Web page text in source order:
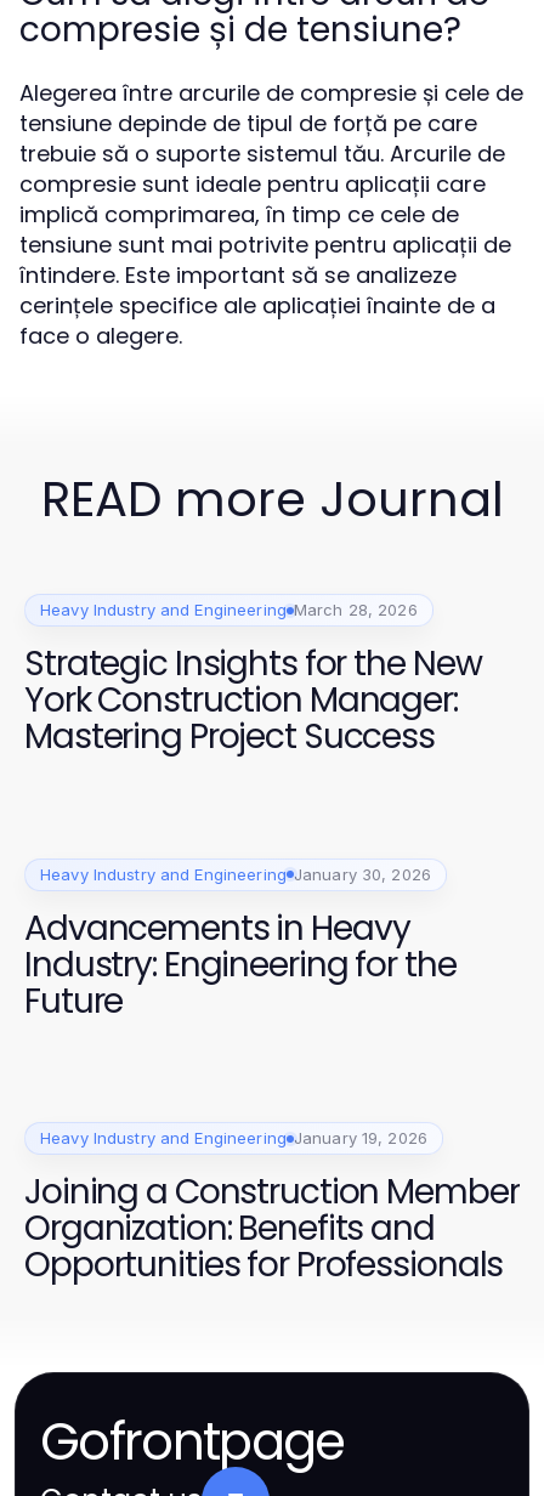
compresie și de tensiune?
Alegerea între arcurile de compresie și cele de
tensiune depinde de tipul de forță pe care
trebuie să o suporte sistemul tău. Arcurile de
compresie sunt ideale pentru aplicații care
implică comprimarea, în timp ce cele de
tensiune sunt mai potrivite pentru aplicații de
întindere. Este important să se analizeze
cerințele specifice ale aplicației înainte de a
face o alegere.
READ more Journal
Heavy Industry and Engineering March 28, 2026
Strategic Insights for the New
York Construction Manager:
Mastering Project Success
Heavy Industry and Engineering January 30, 2026
Advancements in Heavy
Industry: Engineering for the
Future
Heavy Industry and Engineering January 19, 2026
Joining a Construction Member
Organization: Benefits and
Opportunities for Professionals
Gofrontpage